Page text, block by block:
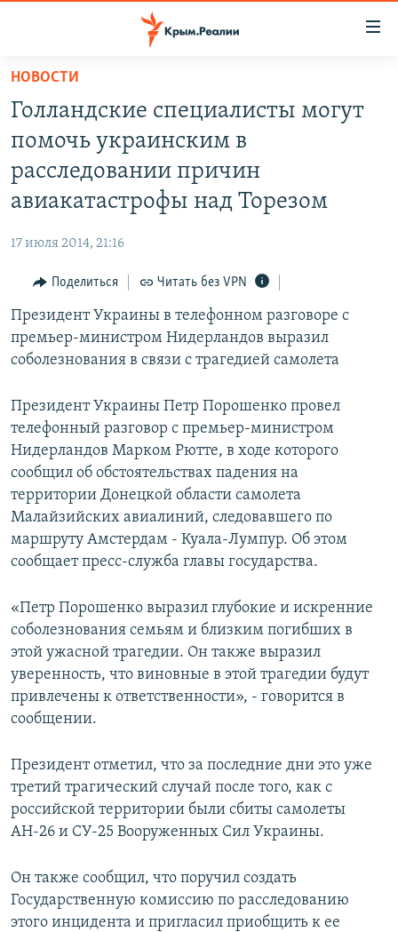
Вернуться
основному
содержанию
главной
Вернутся
поиску
СПЕЦПРОЕКТЫ
КАРТА ВОЕННЫХ ОБЪЕКТОВ КРЫМА
ИНФОГРАФИКА
ТЕЛЕПРОЕКТ КРЫМ.РЕАЛИИ
СОВЕТЫ ПРАВОЗАЩИТНИКОВ
ПОБЕДИТЕЛЕЙ НЕ СУДЯТ?
КРЫМ.НЕПОКОРЕННЫЙ
ELIFBE
УКРАИНСКАЯ ПРОБЛЕМА КРЫМА
РАДІО СВОБОДА
КАК ОБОЙТИ БЛОКИРОВКУ
Українською
Qırımtatar
ПРИСОЕДИНЯЙТЕСЬ!
Все сайты RFE/RL
НОВОСТИ
Голландские специалисты могут
помочь украинским в
расследовании причин
авиакатастрофы над Торезом
17 июля 2014, 21:16
Поделиться Читать без VPN
Президент Украины в телефонном разговоре с
премьер-министром Нидерландов выразил
соболезнования в связи с трагедией самолета
Президент Украины Петр Порошенко провел
телефонный разговор с премьер-министром
Нидерландов Марком Рютте, в ходе которого
сообщил об обстоятельствах падения на
территории Донецкой области самолета
Малайзийских авиалиний, следовавшего по
маршруту Амстердам - Куала-Лумпур. Об этом
сообщает пресс-служба главы государства.
«Петр Порошенко выразил глубокие и искренние
соболезнования семьям и близким погибших в
этой ужасной трагедии. Он также выразил
уверенность, что виновные в этой трагедии будут
привлечены к ответственности», - говорится в
сообщении.
Президент отметил, что за последние дни это уже
третий трагический случай после того, как с
российской территории были сбиты самолеты
АН-26 и СУ-25 Вооруженных Сил Украины.
Он также сообщил, что поручил создать
Государственную комиссию по расследованию
этого инцидента и пригласил приобщить к ее